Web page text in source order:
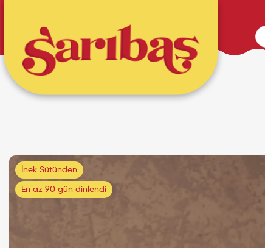
İnek Sütünden
En az 90 gün dinlendi